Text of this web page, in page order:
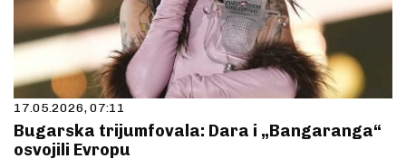
17.05.2026, 07:11
Bugarska trijumfovala: Dara i „Bangaranga“
osvojili Evropu